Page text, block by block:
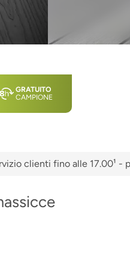
GRATUITO
CAMPIONE
clienti fino alle 17.00¹ -